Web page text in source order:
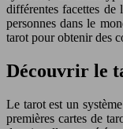
différentes facettes
personnes dans le
tarot pour obtenir des
Découvrir le
Le tarot est un
premières cartes de